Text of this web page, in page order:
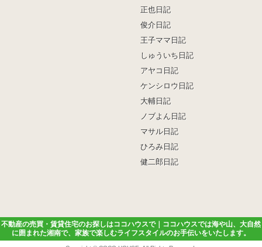
正也日記
俊介日記
王子ママ日記
しゅういち日記
アヤコ日記
ケンシロウ日記
大輔日記
ノブよん日記
マサル日記
ひろみ日記
健二郎日記
不動産の売買・賃貸住宅のお探しはココハウスで｜ココハウスでは海や山、大自然
に囲まれた湘南で、家族で楽しむライフスタイルのお手伝いをいたします。